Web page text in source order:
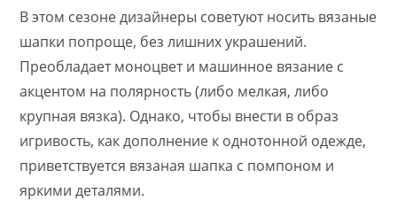
В этом сезоне дизайнеры советуют носить вязаные
шапки попроще, без лишних украшений.
Преобладает моноцвет и машинное вязание с
акцентом на полярность (либо мелкая, либо
крупная вязка). Однако, чтобы внести в образ
игривость, как дополнение к однотонной одежде,
приветствуется вязаная шапка с помпоном и
яркими деталями.